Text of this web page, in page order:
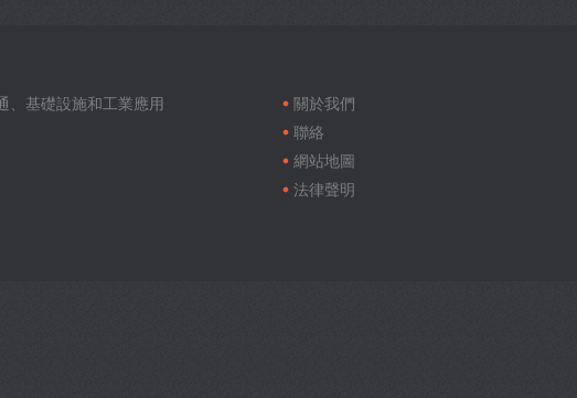
、基礎設施和工業應用
關於我們
聯絡
網站地圖
法律聲明